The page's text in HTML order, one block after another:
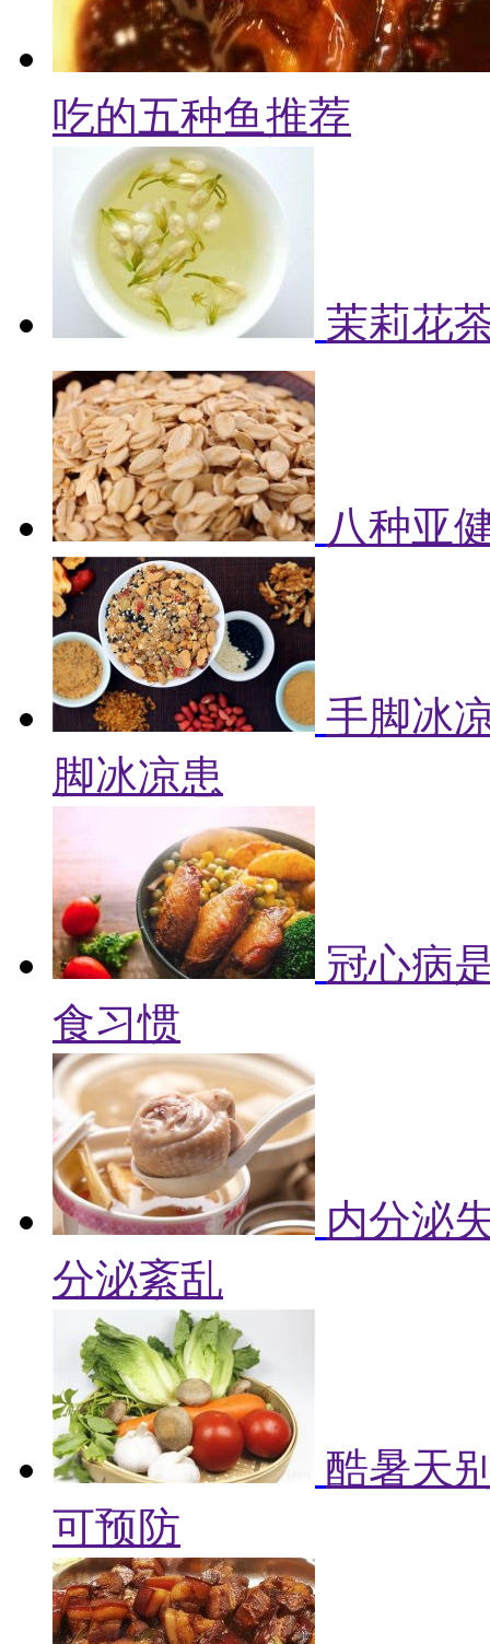
吃的五种鱼推荐
茉莉花
八种亚
手脚冰
脚冰凉患
冠心病
食习惯
内分泌
分泌紊乱
酷暑天
可预防